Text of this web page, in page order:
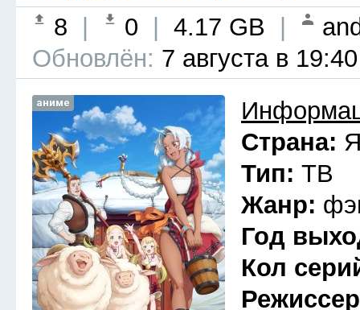
8 0 4.17 GB
Обновлён: 7 августа в 19:40
аниме
Страна:
Тип: ТВ
Жанр:
Год
Кол